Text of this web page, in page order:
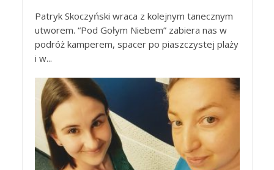
Patryk Skoczyński wraca z kolejnym tanecznym
utworem. “Pod Gołym Niebem” zabiera nas w
podróż kamperem, spacer po piaszczystej plaży
i w...